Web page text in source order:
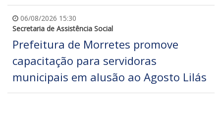
06/08/2026 15:30
Secretaria de Assistência Social
Prefeitura de Morretes promove
capacitação para servidoras
municipais em alusão ao Agosto Lilás